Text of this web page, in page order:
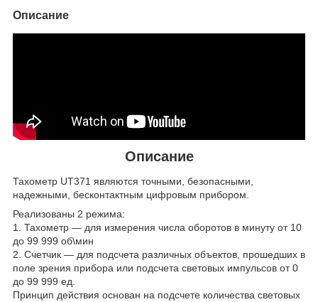
Описание
Описание
Тахометр UT371 являются точными, безопасными,
надежными, бесконтактным цифровым прибором.
Реализованы 2 режима:
1. Тахометр — для измерения числа оборотов в минуту от 10
до 99 999 об\мин
2. Счетчик — для подсчета различных объектов, прошедших в
поле зрения прибора или подсчета световых импульсов от 0
до 99 999 ед.
Принцип действия основан на подсчете количества световых